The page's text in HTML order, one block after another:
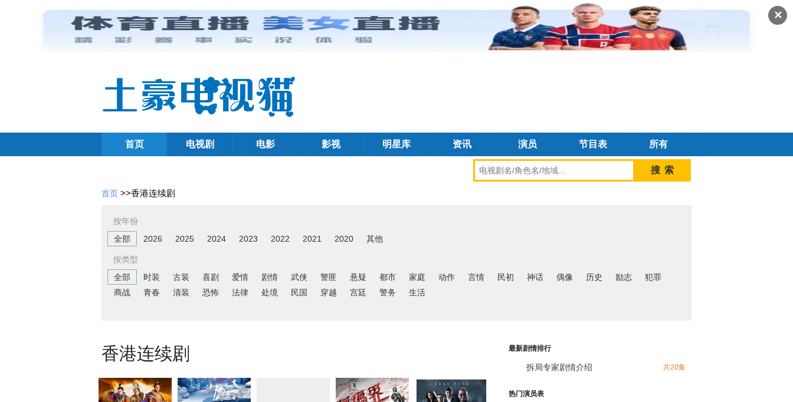
✕
首页 电视剧 电影 影视 明星库 资讯 演员 节目表 所有
首页 >>香港连续剧
按年份
全部
2026 2025 2024 2023 2022 2021 2020 其他
按类型
全部
时装 古装 喜剧 爱情 剧情 武侠 警匪 悬疑 都市 家庭 动作 言情 民初 神话 偶像 历史 励志
犯罪
商战
青春 清装 恐怖 法律 处境 民国 穿越 宫廷 警务 生活
香港连续剧 最新剧情排行
拆局专家剧情介绍 共20集
热门演员表